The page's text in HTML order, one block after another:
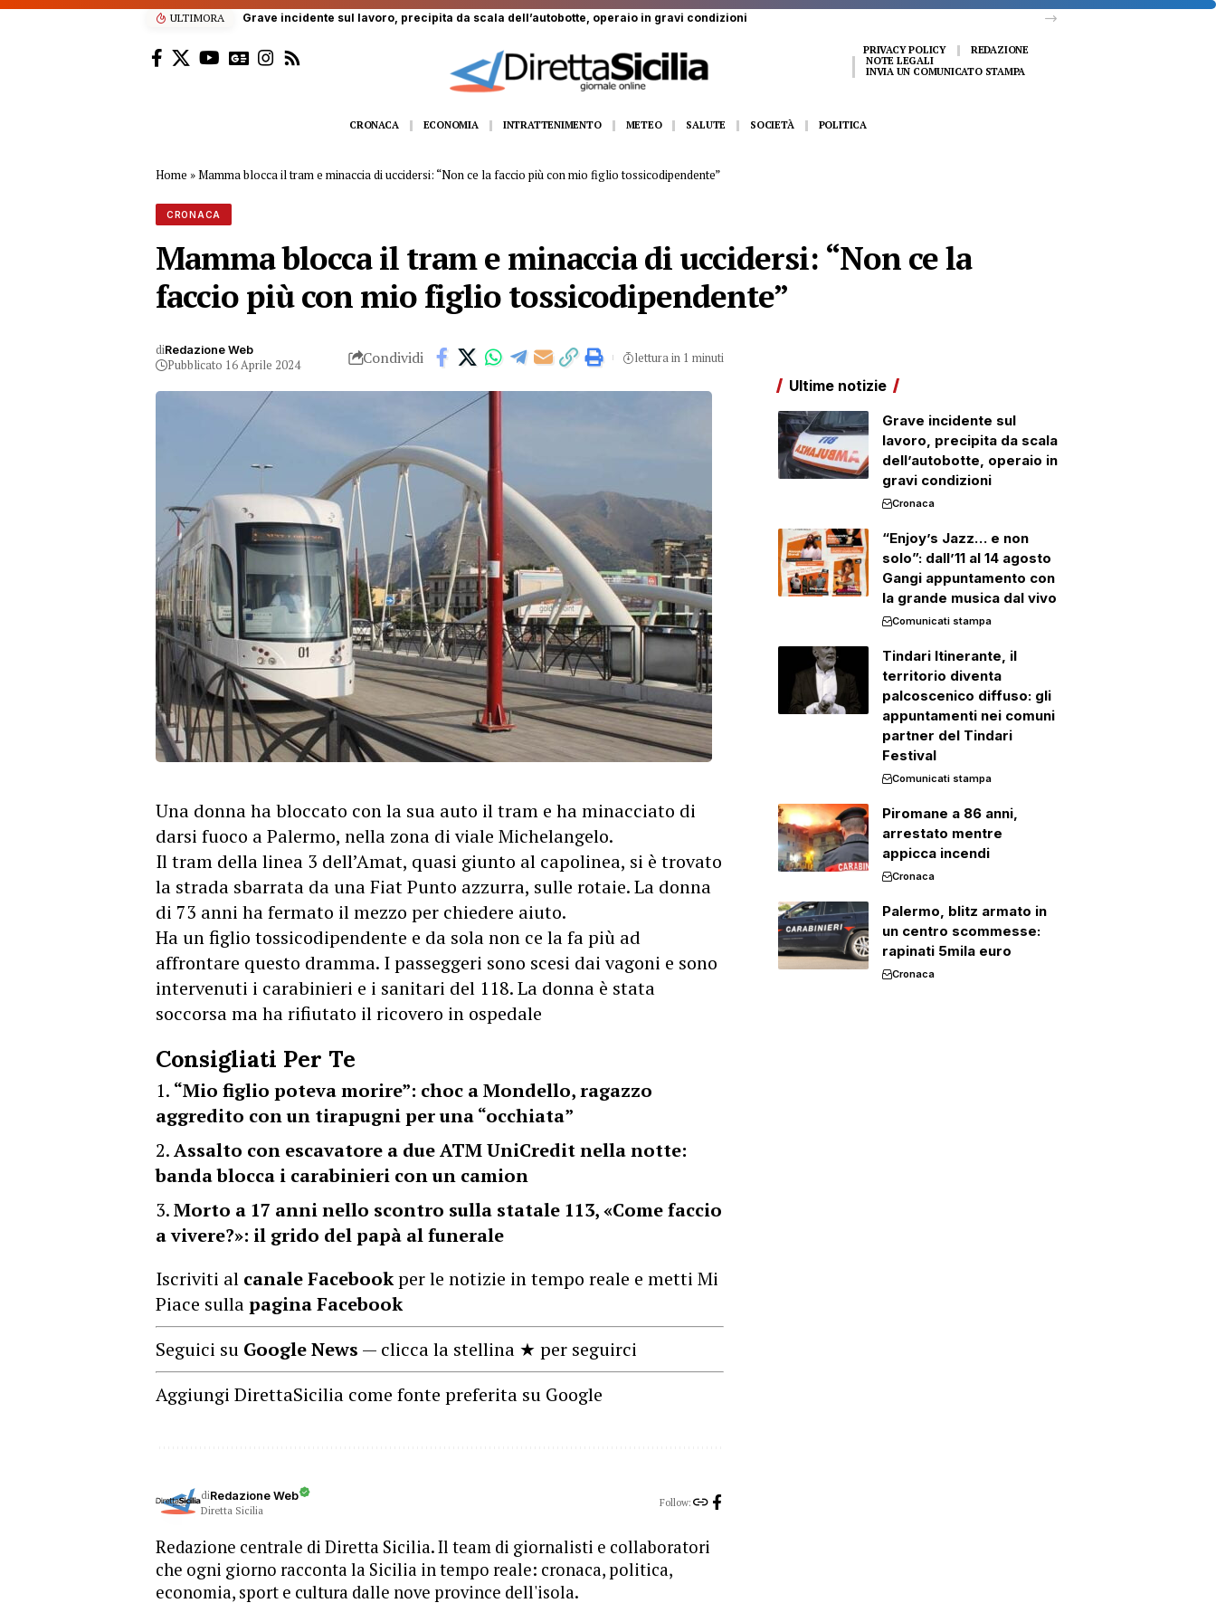
ULTIMORA Grave incidente sul lavoro, precipita da scala dell’autobotte, operaio in gravi condizioni
PRIVACY POLICY
REDAZIONE
NOTE LEGALI
INVIA UN COMUNICATO STAMPA
CRONACA ECONOMIA INTRATTENIMENTO METEO SALUTE SOCIETÀ POLITICA
Home »Mamma blocca il tram e minaccia di uccidersi: “Non ce la faccio più con mio figlio tossicodipendente”
CRONACA
Mamma blocca il tram e minaccia di uccidersi: “Non ce la
faccio più con mio figlio tossicodipendente”
diRedazione Web
Pubblicato 16 Aprile 2024 Condividi lettura in 1 minuti
Una donna ha bloccato con la sua auto il tram e ha minacciato di
darsi fuoco a Palermo, nella zona di viale Michelangelo.
Il tram della linea 3 dell’Amat, quasi giunto al capolinea, si è trovato
la strada sbarrata da una Fiat Punto azzurra, sulle rotaie. La donna
di 73 anni ha fermato il mezzo per chiedere aiuto.
Ha un figlio tossicodipendente e da sola non ce la fa più ad
affrontare questo dramma. I passeggeri sono scesi dai vagoni e sono
intervenuti i carabinieri e i sanitari del 118. La donna è stata
soccorsa ma ha rifiutato il ricovero in ospedale
Consigliati Per Te
“Mio figlio poteva morire”: choc a Mondello, ragazzo
aggredito con un tirapugni per una “occhiata”
Assalto con escavatore a due ATM UniCredit nella notte:
banda blocca i carabinieri con un camion
Morto a 17 anni nello scontro sulla statale 113, «Come faccio
a vivere?»: il grido del papà al funerale
Iscriviti al canale Facebookper le notizie in tempo reale e metti Mi
Piace sullapagina Facebook
Seguici su Google News — clicca la stellina ★ per seguirci
Aggiungi DirettaSicilia come fonte preferita su Google
diRedazione Web
Diretta Sicilia
Follow:
Redazione centrale di Diretta Sicilia. Il team di giornalisti e collaboratori
che ogni giorno racconta la Sicilia in tempo reale: cronaca, politica,
economia, sport e cultura dalle nove province dell'isola.
Ultime notizie
Grave incidente sul
lavoro, precipita da scala
dell’autobotte, operaio in
gravi condizioni
Cronaca
“Enjoy’s Jazz… e non
solo”: dall’11 al 14 agosto
Gangi appuntamento con
la grande musica dal vivo
Comunicati stampa
Tindari Itinerante, il
territorio diventa
palcoscenico diffuso: gli
appuntamenti nei comuni
partner del Tindari
Festival
Comunicati stampa
Piromane a 86 anni,
arrestato mentre
appicca incendi
Cronaca
Palermo, blitz armato in
un centro scommesse:
rapinati 5mila euro
Cronaca